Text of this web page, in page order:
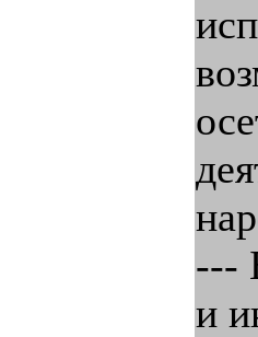
---
и